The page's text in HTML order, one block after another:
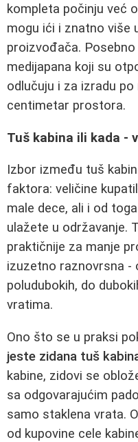
kompleta počinju već
mogu ići i znatno više
proizvođača.
medijapana koji su
odlučuju i za izradu
centimetar prostora.
Tuš kabina ili kada -
Izbor između tuš
faktora: veličine
male dece, ali i od
ulažete u održavanje.
praktičnije za manje
izuzetno raznovrsna -
poludubokih, do
vratima.
Ono što se u praksi
jeste zidana tuš
kabine, zidovi se
sa odgovarajućim
samo staklena vrata.
od kupovine cele